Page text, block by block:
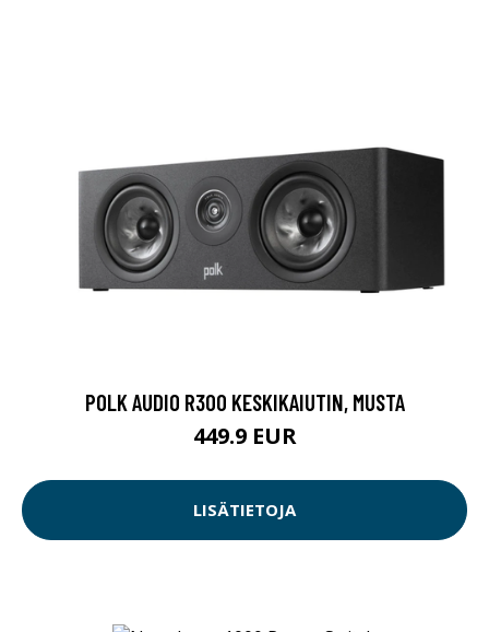
POLK AUDIO R300 KESKIKAIUTIN, MUSTA
449.9 EUR
LISÄTIETOJA